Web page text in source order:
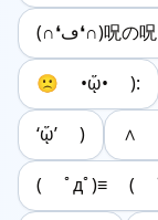
(∩❛ڡ❛∩)呪の呪
🙁 •ᾥ• ):
‘ᾥ’ ) ∧ (
( ﾟдﾟ)≡ ( ﾟ